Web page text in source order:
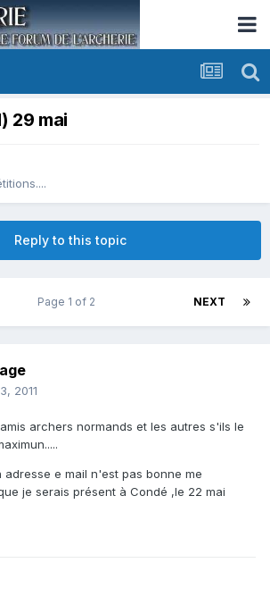
29 mai
Reply to this topic
NEXT
Page 1 of 2
2011
archers normands et les autres s'ils le
adresse e mail n'est pas bonne me
je serais présent à Condé ,le 22 mai